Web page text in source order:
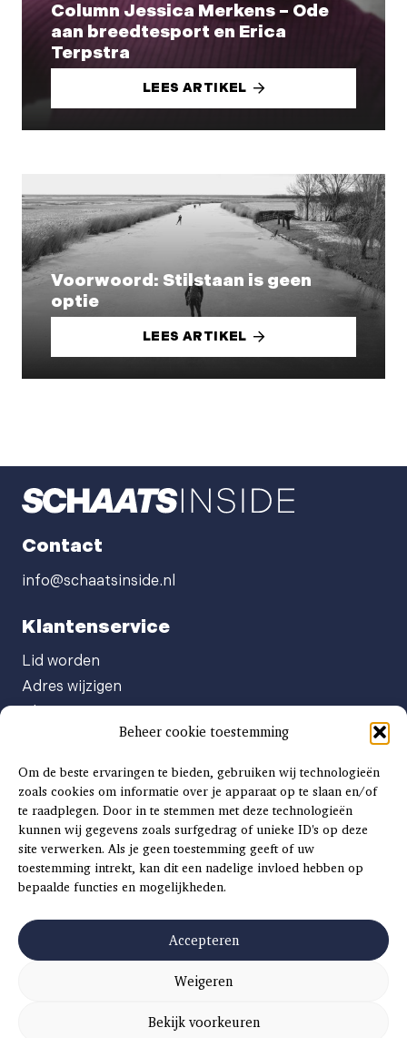
Beheer cookie toestemming
Om de beste ervaringen te bieden, gebruiken wij technologieën
zoals cookies om informatie over je apparaat op te slaan en/of
te raadplegen. Door in te stemmen met deze technologieën
kunnen wij gegevens zoals surfgedrag of unieke ID's op deze
site verwerken. Als je geen toestemming geeft of uw
toestemming intrekt, kan dit een nadelige invloed hebben op
bepaalde functies en mogelijkheden.
Accepteren
Weigeren
Bekijk voorkeuren
Column Jessica Merkens – Ode
aan breedtesport en Erica
Terpstra
LEES ARTIKEL
Voorwoord: Stilstaan is geen
optie
LEES ARTIKEL
Contact
info@schaatsinside.nl
Klantenservice
Lid worden
Adres wijzigen
Abonnement opzeggen
Afgeven automatische incasso
Factuur betalen
Klachtenformulier
Overige vragen
Adverteren
Advertentie Tariefkaart 2025
SITEMAP|ALGEMENE VOORWAARDEN
PRIVACYVERKLARING